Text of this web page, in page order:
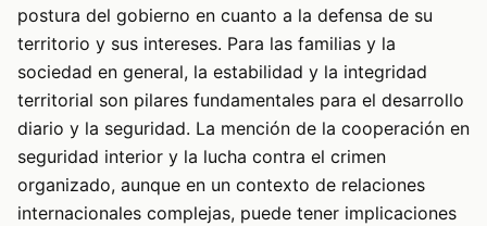
postura del gobierno en cuanto a la defensa de su
territorio y sus intereses. Para las familias y la
sociedad en general, la estabilidad y la integridad
territorial son pilares fundamentales para el desarrollo
diario y la seguridad. La mención de la cooperación en
seguridad interior y la lucha contra el crimen
organizado, aunque en un contexto de relaciones
internacionales complejas, puede tener implicaciones